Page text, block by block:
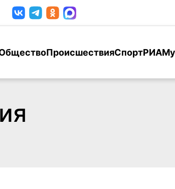
ПроисшествияСпортРИА